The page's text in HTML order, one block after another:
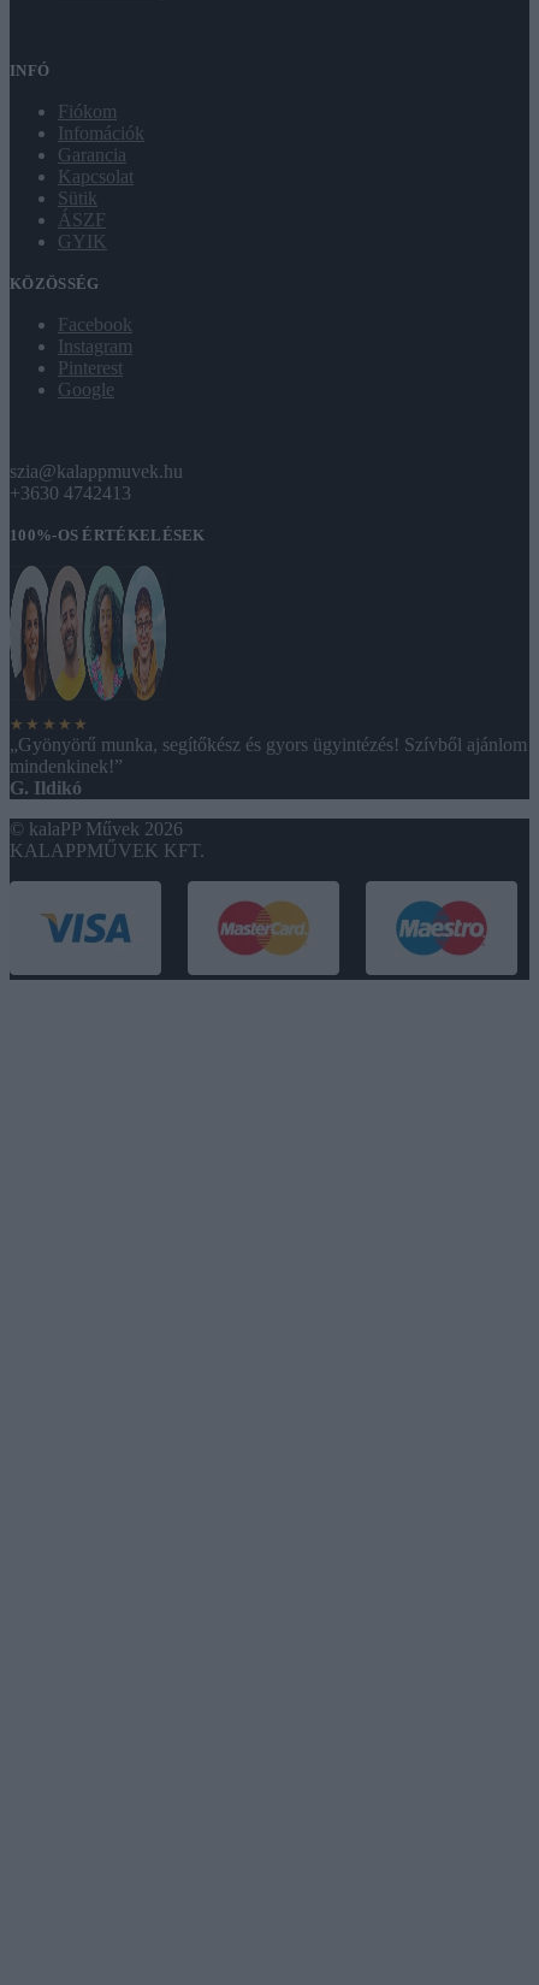
INFÓ
Fiókom
Infomációk
Garancia
Kapcsolat
Sütik
ÁSZF
GYIK
KÖZÖSSÉG
Facebook
Instagram
Pinterest
Google
szia@kalappmuvek.hu
+3630 4742413
100%-OS ÉRTÉKELÉSEK
★★★★★
„Gyönyörű munka, segítőkész és gyors ügyintézés! Szívből ajánlom
mindenkinek!”
G. Ildikó
© kalaPP Művek 2026
KALAPPMŰVEK KFT.